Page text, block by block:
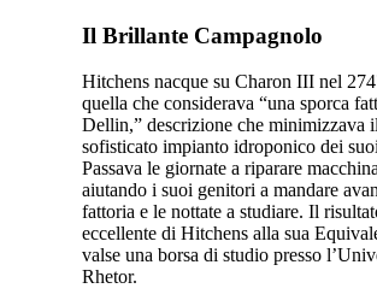
Il Brillante Campagnolo
Hitchens nacque su Charon III nel
quella che considerava “una sporca
Dellin,” descrizione che minimizzava il
sofisticato impianto idroponico dei
Passava le giornate a riparare
aiutando i suoi genitori a mandare
fattoria e le nottate a studiare. Il
eccellente di Hitchens alla sua
valse una borsa di studio presso
Rhetor.